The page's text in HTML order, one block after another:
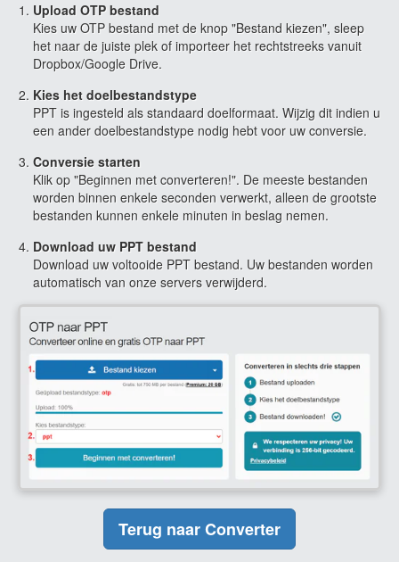
Upload OTP bestand
Kies uw OTP bestand met de knop "Bestand kiezen", sleep
het naar de juiste plek of importeer het rechtstreeks vanuit
Dropbox/Google Drive.
Kies het doelbestandstype
PPT is ingesteld als standaard doelformaat. Wijzig dit indien u
een ander doelbestandstype nodig hebt voor uw conversie.
Conversie starten
Klik op "Beginnen met converteren!". De meeste bestanden
worden binnen enkele seconden verwerkt, alleen de grootste
bestanden kunnen enkele minuten in beslag nemen.
Download uw PPT bestand
Download uw voltooide PPT bestand. Uw bestanden worden
automatisch van onze servers verwijderd.
Terug naar Converter